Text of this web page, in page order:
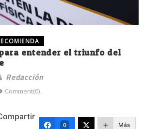
entender el triunfo del
Redacción
Comment(0)
0 Más